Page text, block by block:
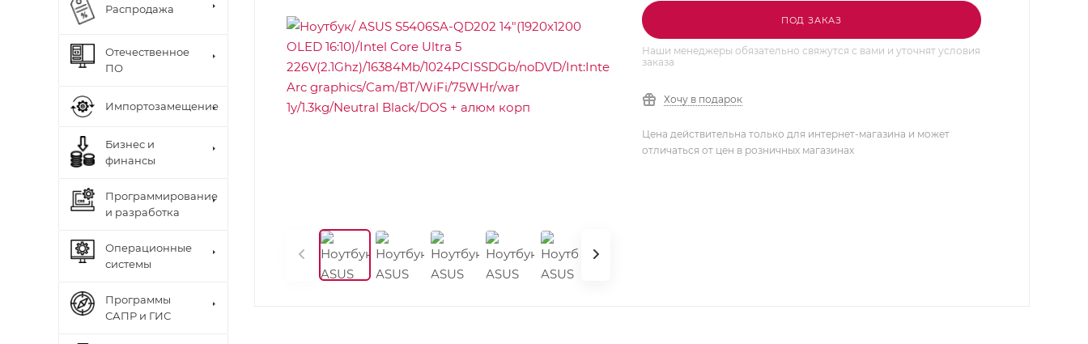
ПОД ЗАКАЗ
Наши менеджеры обязательно свяжутся с вами и уточнят условия
заказа
Хочу в подарок
Цена действительна только для интернет-магазина и может
отличаться от цен в розничных магазинах
Распродажа
Отечественное
ПО
Импортозамещение
Бизнес и
финансы
Программирование
и разработка
Операционные
системы
Программы
САПР и ГИС